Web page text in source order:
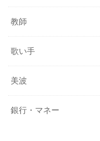
教師
歌い手
美波
銀行・マネー